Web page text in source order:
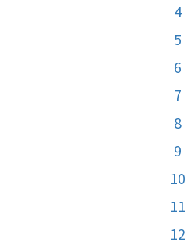
4
5
6
7
8
9
10
11
12